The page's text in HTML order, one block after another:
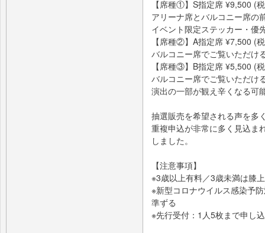
【席種①】S指定席 ¥9,500 (
アリーナ席とバルコニー席の
イベント限定ステッカー・優
【席種②】A指定席 ¥7,500 (
バルコニー席でご覧いただけ
【席種③】B指定席 ¥5,500 (
バルコニー席でご覧いただけ
演出の一部が観え辛くなる可
抽選販売を希望される声を多
重複申込が非常に多く見込ま
しました。
【注意事項】
※3歳以上有料／3歳未満は膝
※新型コロナウイルス感染予
準ずる
※先行受付：1人5枚まで申し